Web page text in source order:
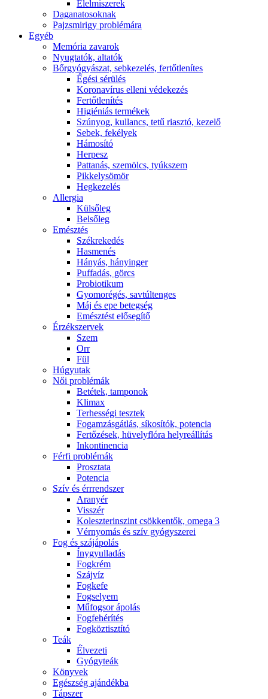
É́lelmiszerek
Daganatosoknak
Pajzsmirigy problémára
Egyéb
Memória zavarok
Nyugtatók, altatók
Bőrgyógyászat, sebkezelés, fertőtlenítes
É́gési sérülés
Koronavírus elleni védekezés
Fertőtlenítés
Higiéniás termékek
Szúnyog, kullancs, tetű riasztó, kezelő
Sebek, fekélyek
Hámosító
Herpesz
Pattanás, szemölcs, tyúkszem
Pikkelysömör
Hegkezelés
Allergia
Külsőleg
Belsőleg
Emésztés
Székrekedés
Hasmenés
Hányás, hányinger
Puffadás, görcs
Probiotikum
Gyomorégés, savtúltenges
Máj és epe betegség
Emésztést elősegítő
Érzékszervek
Szem
Orr
Fül
Húgyutak
Női problémák
Betétek, tamponok
Klimax
Terhességi tesztek
Fogamzásgátlás, síkosítók, potencia
Fertőzések, hüvelyflóra helyreállítás
Inkontinencia
Férfi problémák
Prosztata
Potencia
Szív és érrrendszer
Aranyér
Visszér
Koleszterinszint csökkentők, omega 3
Vérnyomás és szív gyógyszerei
Fog és szájápolás
Í́nygyulladás
Fogkrém
Szájvíz
Fogkefe
Fogselyem
Műfogsor ápolás
Fogfehérítés
Fogköztisztító
Teák
É́lvezeti
Gyógyteák
Könyvek
Egészség ajándékba
Tápszer